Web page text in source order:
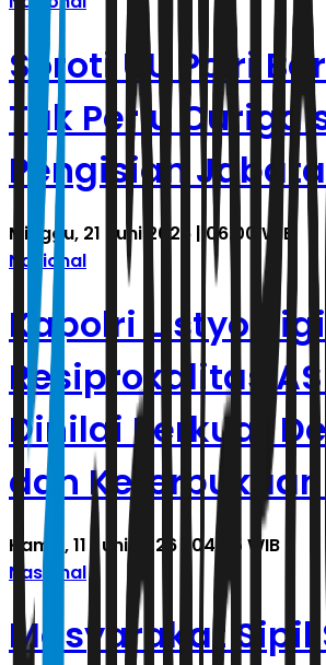
Soroti UU Polri
Tak Perlu Curiga
Pengisian
Minggu, 21 Juni 2026 | 06.00 WIB
Nasional
Kapolri Listyo
Resiprokalitas
Dinilai Perkuat
dan
Kamis, 11 Juni 2026 | 04.05 WIB
Nasional
Masyarakat Sipil